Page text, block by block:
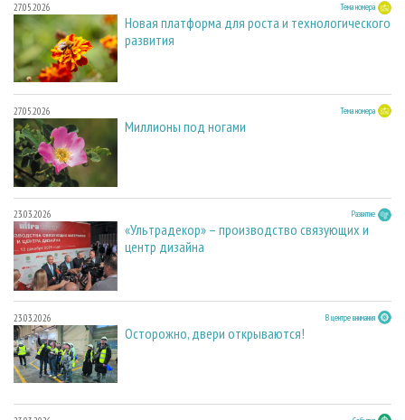
27.05.2026 Тема номера
Новая платформа для роста и технологического
развития
27.05.2026 Тема номера
Миллионы под ногами
23.03.2026 Развитие
«Ультрадекор» – производство связующих и
центр дизайна
23.03.2026 В центре внимания
Осторожно, двери открываются!